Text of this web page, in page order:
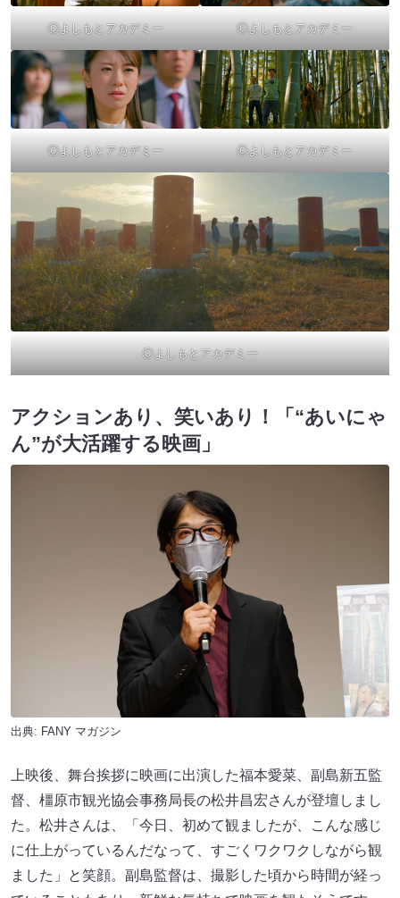
Ⓒよしもとアカデミー Ⓒよしもとアカデミー
Ⓒよしもとアカデミー Ⓒよしもとアカデミー
Ⓒよしもとアカデミー
アクションあり、笑いあり！「“あいにゃ
ん”が大活躍する映画」
出典: FANY マガジン
上映後、舞台挨拶に映画に出演した福本愛菜、副島新五監
督、橿原市観光協会事務局長の松井昌宏さんが登壇しまし
た。松井さんは、「今日、初めて観ましたが、こんな感じ
に仕上がっているんだなって、すごくワクワクしながら観
ました」と笑顔。副島監督は、撮影した頃から時間が経っ